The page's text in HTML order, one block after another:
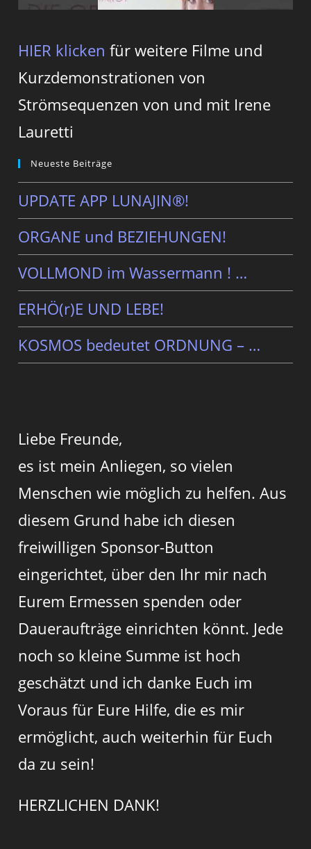
HIER klicken für weitere Filme und
Kurzdemonstrationen von
Strömsequenzen von und mit Irene
Lauretti
Neueste Beiträge
UPDATE APP LUNAJIN®!
ORGANE und BEZIEHUNGEN!
VOLLMOND im Wassermann ! …
ERHÖ(r)E UND LEBE!
KOSMOS bedeutet ORDNUNG – …
Liebe Freunde,
es ist mein Anliegen, so vielen
Menschen wie möglich zu helfen. Aus
diesem Grund habe ich diesen
freiwilligen Sponsor-Button
eingerichtet, über den Ihr mir nach
Eurem Ermessen spenden oder
Daueraufträge einrichten könnt. Jede
noch so kleine Summe ist hoch
geschätzt und ich danke Euch im
Voraus für Eure Hilfe, die es mir
ermöglicht, auch weiterhin für Euch
da zu sein!
HERZLICHEN DANK!